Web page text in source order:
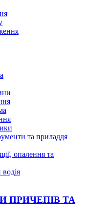
та приладдя
опалення та
ПРИЧЕПІВ ТА